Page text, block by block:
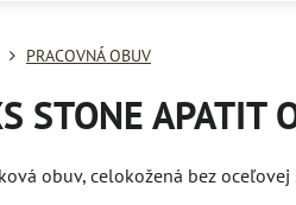
PRACOVNÁ OBUV
STONE
obuv, celokožená bez oceľovej